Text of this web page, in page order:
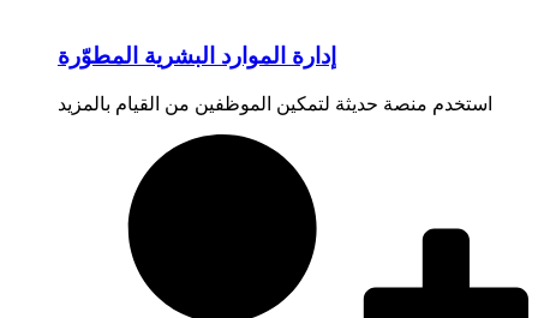
إدارة الموارد البشرية المطوّرة
استخدم منصة حديثة لتمكين الموظفين من القيام بالمزيد